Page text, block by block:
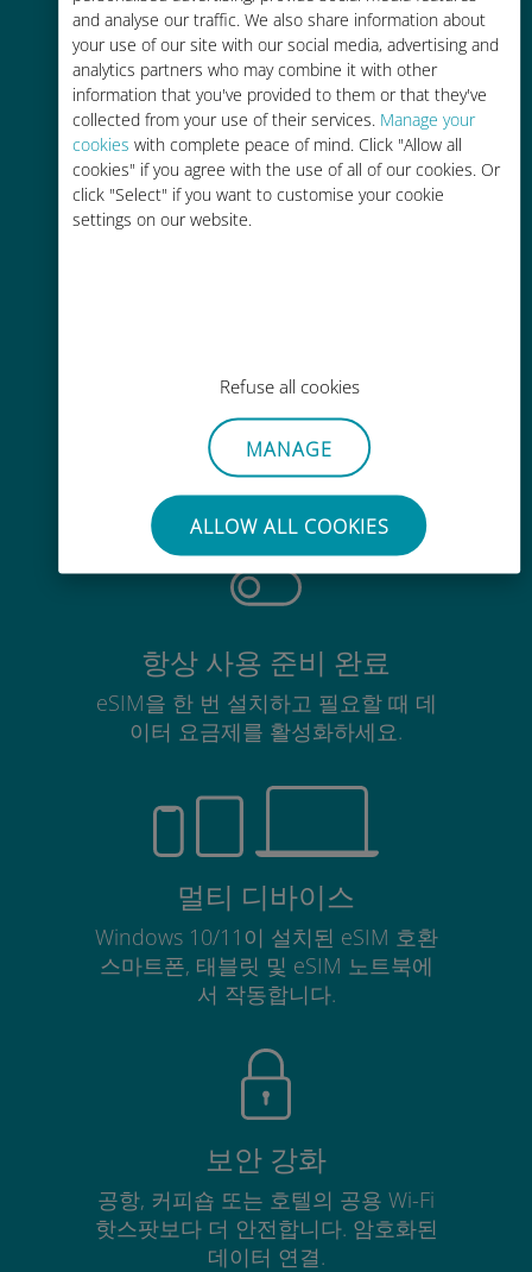
and analyse our traffic. We also share information about
your use of our site with our social media, advertising and
analytics partners who may combine it with other
information that you've provided to them or that they've
collected from your use of their services. Manage your
cookies with complete peace of mind. Click "Allow all
cookies" if you agree with the use of all of our cookies. Or
click "Select" if you want to customise your cookie
settings on our website.
Refuse all cookies
MANAGE
ALLOW ALL COOKIES
90% 저렴합니다.
간편한 충전
Wi-Fi나 남은 데이터가 없어도 Ubigi
간편한
기존 SIM 카드를 제거할 필요가 없습
니다.
항상 사용 준비 완료
eSIM을 한 번 설치하고 필요할 때 데
이터 요금제를 활성화하세요.
멀티 디바이스
Windows 10/11이 설치된 eSIM 호환
스마트폰, 태블릿 및 eSIM 노트북에
서 작동합니다.
보안 강화
공항, 커피숍 또는 호텔의 공용 Wi-Fi
핫스팟보다 더 안전합니다. 암호화된
데이터 연결.